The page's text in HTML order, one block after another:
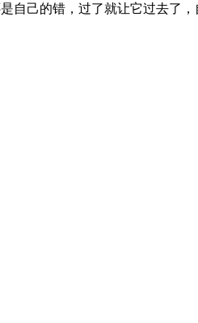
己的错，过了就让它过去了